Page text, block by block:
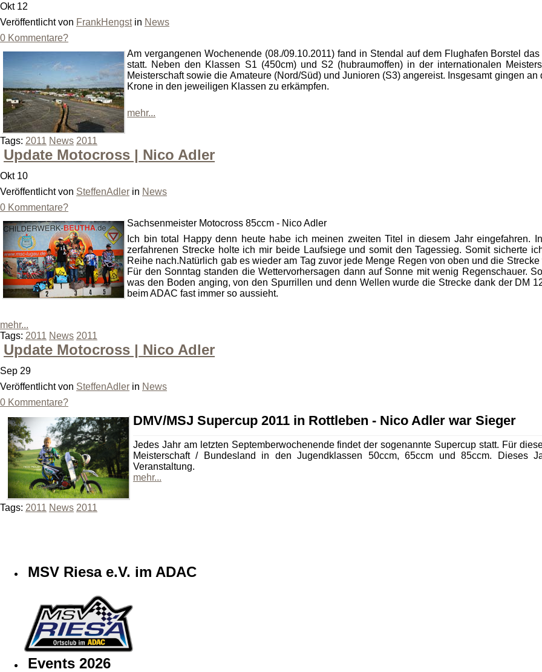
Okt 12
Veröffentlicht von FrankHengstin News
0 Kommentare?
Am vergangenen Wochenende (08./09.10.2011) fand in Stendal auf dem Flughafen Borstel
statt. Neben den Klassen S1 (450cm) und S2 (hubraumoffen) in der internationalen
Meisterschaft sowie die Amateure (Nord/Süd) und Junioren (S3) angereist. Insgesamt gingen
Krone in den jeweiligen Klassen zu erkämpfen.
mehr...
Tags: 2011 News 2011
Update Motocross | Nico Adler
Okt 10
Veröffentlicht von SteffenAdler in News
0 Kommentare?
Sachsenmeister Motocross 85ccm - Nico Adler
Ich bin total Happy denn heute habe ich meinen zweiten Titel in diesem Jahr eingefahren.
zerfahrenen Strecke holte ich mir beide Laufsiege und somit den Tagessieg. Somit sicherte
Reihe nach.Natürlich gab es wieder am Tag zuvor jede Menge Regen von oben und die
Für den Sonntag standen die Wettervorhersagen dann auf Sonne mit wenig Regenschauer.
was den Boden anging, von den Spurrillen und denn Wellen wurde die Strecke dank der DM
beim ADAC fast immer so aussieht.
mehr...
Tags: 2011 News 2011
Update Motocross | Nico Adler
Sep 29
Veröffentlicht von SteffenAdler in News
0 Kommentare?
DMV/MSJ Supercup 2011 in Rottleben - Nico Adler war Sieger
Jedes Jahr am letzten Septemberwochenende findet der sogenannte Supercup statt. Für
Meisterschaft / Bundesland in den Jugendklassen 50ccm, 65ccm und 85ccm. Dieses
Veranstaltung.
mehr...
Tags: 2011 News 2011
MSV Riesa e.V. im ADAC
Events 2026